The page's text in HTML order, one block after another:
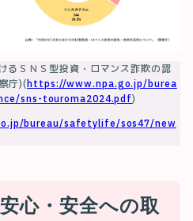
るＳＮＳ型投資・ロマンス詐欺の認
庁)(https://www.npa.go.jp/burea
sns-touroma2024.pdf)
bureau/safetylife/sos47/new
心・安全への取